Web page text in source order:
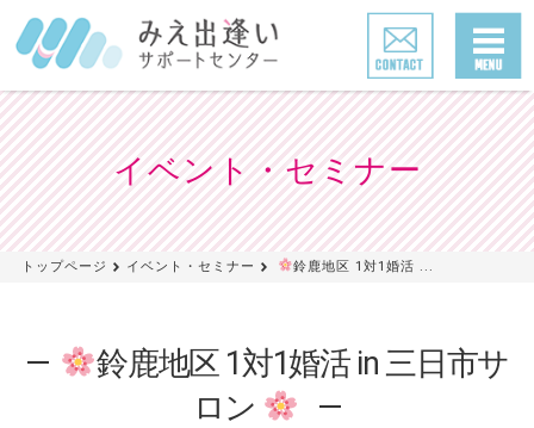
イベント・セミナー
トップページ イベント・セミナー 鈴鹿地区 1対1婚活 ...
鈴鹿地区 1対1婚活 in 三日市サ
ロン